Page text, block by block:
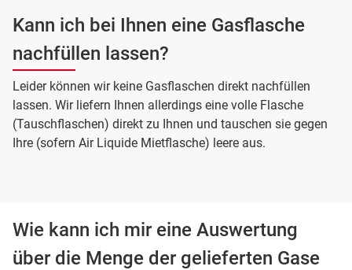
Kann ich bei Ihnen eine Gasflasche
nachfüllen lassen?
Leider können wir keine Gasflaschen direkt nachfüllen
lassen. Wir liefern Ihnen allerdings eine volle Flasche
(Tauschflaschen) direkt zu Ihnen und tauschen sie gegen
Ihre (sofern Air Liquide Mietflasche) leere aus.
Wie kann ich mir eine Auswertung
über die Menge der gelieferten Gase